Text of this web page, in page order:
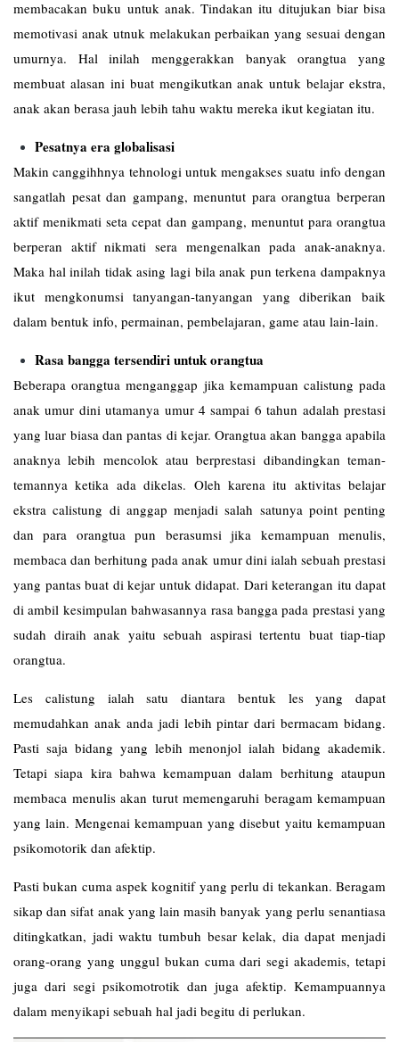
membacakan buku untuk anak. Tindakan itu ditujukan biar bisa
memotivasi anak utnuk melakukan perbaikan yang sesuai dengan
umurnya. Hal inilah menggerakkan banyak orangtua yang
membuat alasan ini buat mengikutkan anak untuk belajar ekstra,
anak akan berasa jauh lebih tahu waktu mereka ikut kegiatan itu.
Pesatnya era globalisasi
Makin canggihhnya tehnologi untuk mengakses suatu info dengan
sangatlah pesat dan gampang, menuntut para orangtua berperan
aktif menikmati seta cepat dan gampang, menuntut para orangtua
berperan aktif nikmati sera mengenalkan pada anak-anaknya.
Maka hal inilah tidak asing lagi bila anak pun terkena dampaknya
ikut mengkonumsi tanyangan-tanyangan yang diberikan baik
dalam bentuk info, permainan, pembelajaran, game atau lain-lain.
Rasa bangga tersendiri untuk orangtua
Beberapa orangtua menganggap jika kemampuan calistung pada
anak umur dini utamanya umur 4 sampai 6 tahun adalah prestasi
yang luar biasa dan pantas di kejar. Orangtua akan bangga apabila
anaknya lebih mencolok atau berprestasi dibandingkan teman-
temannya ketika ada dikelas. Oleh karena itu aktivitas belajar
ekstra calistung di anggap menjadi salah satunya point penting
dan para orangtua pun berasumsi jika kemampuan menulis,
membaca dan berhitung pada anak umur dini ialah sebuah prestasi
yang pantas buat di kejar untuk didapat. Dari keterangan itu dapat
di ambil kesimpulan bahwasannya rasa bangga pada prestasi yang
sudah diraih anak yaitu sebuah aspirasi tertentu buat tiap-tiap
orangtua.
Les calistung ialah satu diantara bentuk les yang dapat
memudahkan anak anda jadi lebih pintar dari bermacam bidang.
Pasti saja bidang yang lebih menonjol ialah bidang akademik.
Tetapi siapa kira bahwa kemampuan dalam berhitung ataupun
membaca menulis akan turut memengaruhi beragam kemampuan
yang lain. Mengenai kemampuan yang disebut yaitu kemampuan
psikomotorik dan afektip.
Pasti bukan cuma aspek kognitif yang perlu di tekankan. Beragam
sikap dan sifat anak yang lain masih banyak yang perlu senantiasa
ditingkatkan, jadi waktu tumbuh besar kelak, dia dapat menjadi
orang-orang yang unggul bukan cuma dari segi akademis, tetapi
juga dari segi psikomotrotik dan juga afektip. Kemampuannya
dalam menyikapi sebuah hal jadi begitu di perlukan.